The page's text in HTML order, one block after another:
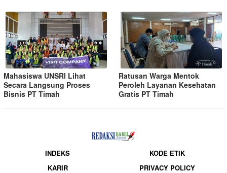
Mahasiswa UNSRI Lihat
Secara Langsung Proses
Bisnis PT Timah
Ratusan Warga Mentok
Peroleh Layanan Kesehatan
Gratis PT Timah
INDEKS
KODE ETIK
KARIR
PRIVACY POLICY